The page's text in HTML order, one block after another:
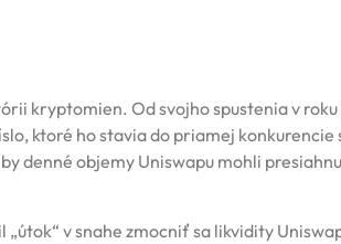
kryptomien. Od svojho spustenia v
ktoré ho stavia do priamej konkurencie
denné objemy Uniswapu mohli
v snahe zmocniť sa likvidity